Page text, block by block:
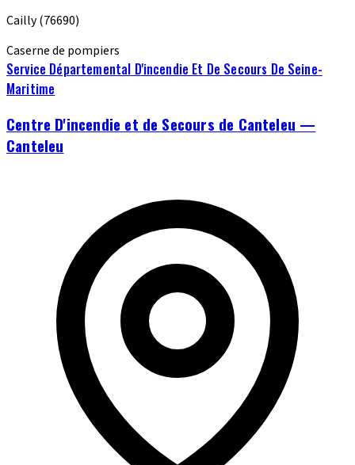
Cailly(76690)
Caserne de pompiers
Service Départemental D'incendie Et De Secours De Seine-
Maritime
Centre D'incendie et de Secours de Canteleu —
Canteleu